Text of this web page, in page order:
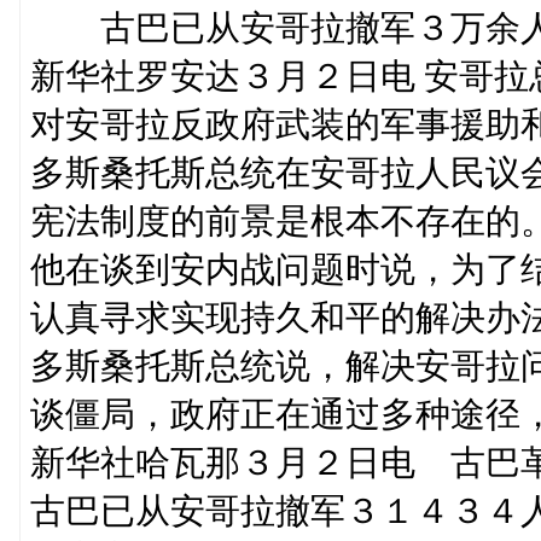
古巴已从安哥拉撤军３万余
新华社罗安达３月２日电 安哥
对安哥拉反政府武装的军事援助
多斯桑托斯总统在安哥拉人民议
宪法制度的前景是根本不存在的
他在谈到安内战问题时说，为了
认真寻求实现持久和平的解决办
多斯桑托斯总统说，解决安哥拉
谈僵局，政府正在通过多种途径
新华社哈瓦那３月２日电 古巴
古巴已从安哥拉撤军３１４３４